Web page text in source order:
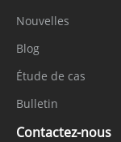
Nouvelles
Blog
Étude de cas
Bulletin
Contactez-nous